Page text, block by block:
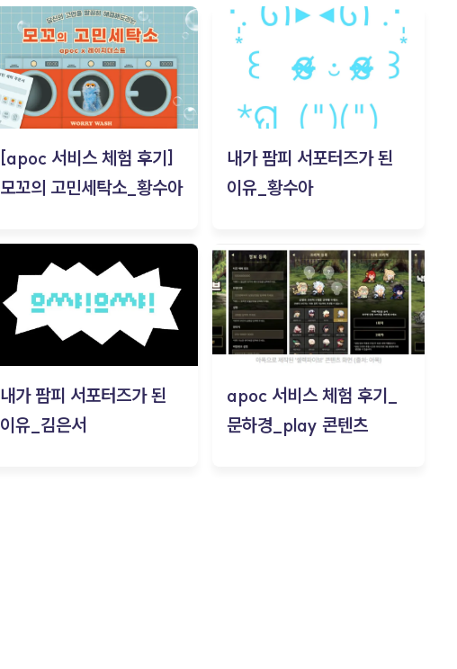
[apoc 서비스 체험 후기]
모꼬의 고민세탁소_황수아
내가 팜피 서포터즈가 된
이유_황수아
내가 팜피 서포터즈가 된
이유_김은서
apoc 서비스 체험 후기_
문하경_play 콘텐츠